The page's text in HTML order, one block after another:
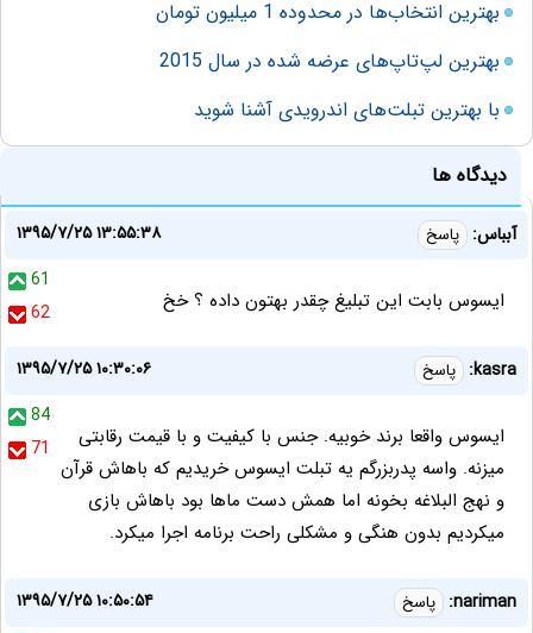
بهترین انتخاب‌ها در محدوده 1 میلیون تومان
بهترین لپ‌تاپ‌های عرضه شده در سال 2015
با بهترین تبلت‌های اندرویدی آشنا شوید
دیدگاه ها
آبباس: پاسخ
۱۳۹۵/۷/۲۵ ۱۳:۵۵:۳۸
61
62
ایسوس بابت این تبلیغ چقدر بهتون داده ؟ خخ
kasra: پاسخ
۱۳۹۵/۷/۲۵ ۱۰:۳۰:۰۶
84
71
ایسوس واقعا برند خوبیه. جنس با کیفیت و با قیمت رقابتی
میزنه. واسه پدربزرگم یه تبلت ایسوس خریدیم که باهاش قرآن
و نهج البلاغه بخونه اما همش دست ماها بود باهاش بازی
میکردیم بدون هنگی و مشکلی راحت برنامه اجرا میکرد.
nariman: پاسخ
۱۳۹۵/۷/۲۵ ۱۰:۵۰:۵۴